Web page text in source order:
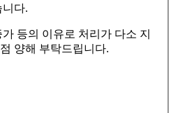
다.
등의 이유로 처리가 다소 지
양해 부탁드립니다.